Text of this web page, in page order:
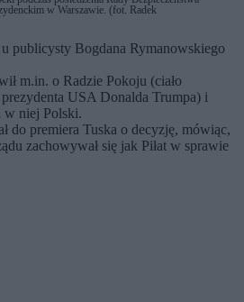
w Warszawie. (fot. Radek
u publicysty Bogdana Rymanowskiego
m.in. o Radzie Pokoju (ciało
USA Donalda Trumpa) i
w niej Polski.
do premiera Tuska o decyzję, mówiąc,
zachowywał się jak Piłat w sprawie